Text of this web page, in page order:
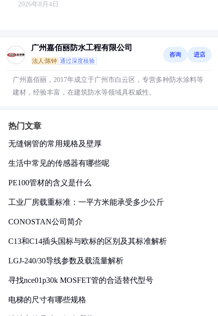
2026年8月4日
广州嘉佰丽防水工程有限公司
法人:陈钟 通过深度核验
咨询 进店
广州嘉佰丽，2017年成立于广州市白云区，专营多种防水涂料等
建材，经验丰富，在建筑防水等领域具权威性。
热门文章
无缝钢管的常用规格及壁厚
生活中常见的传感器有哪些呢
PE100管材的含义是什么
工业厂房载重标准：一平方米能承受多少公斤
CONOSTAN公司简介
C13和C14插头国标与欧标的区别及其标准解析
LGJ-240/30导线参数及载流量解析
寻找nce01p30k MOSFET管的合适替代型号
电梯的尺寸有哪些规格